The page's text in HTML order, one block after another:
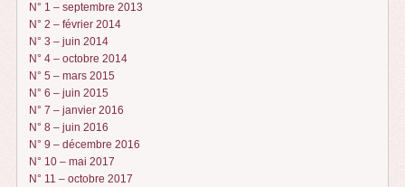
N° 1 – septembre 2013
N° 2 – février 2014
N° 3 – juin 2014
N° 4 – octobre 2014
N° 5 – mars 2015
N° 6 – juin 2015
N° 7 – janvier 2016
N° 8 – juin 2016
N° 9 – décembre 2016
N° 10 – mai 2017
N° 11 – octobre 2017